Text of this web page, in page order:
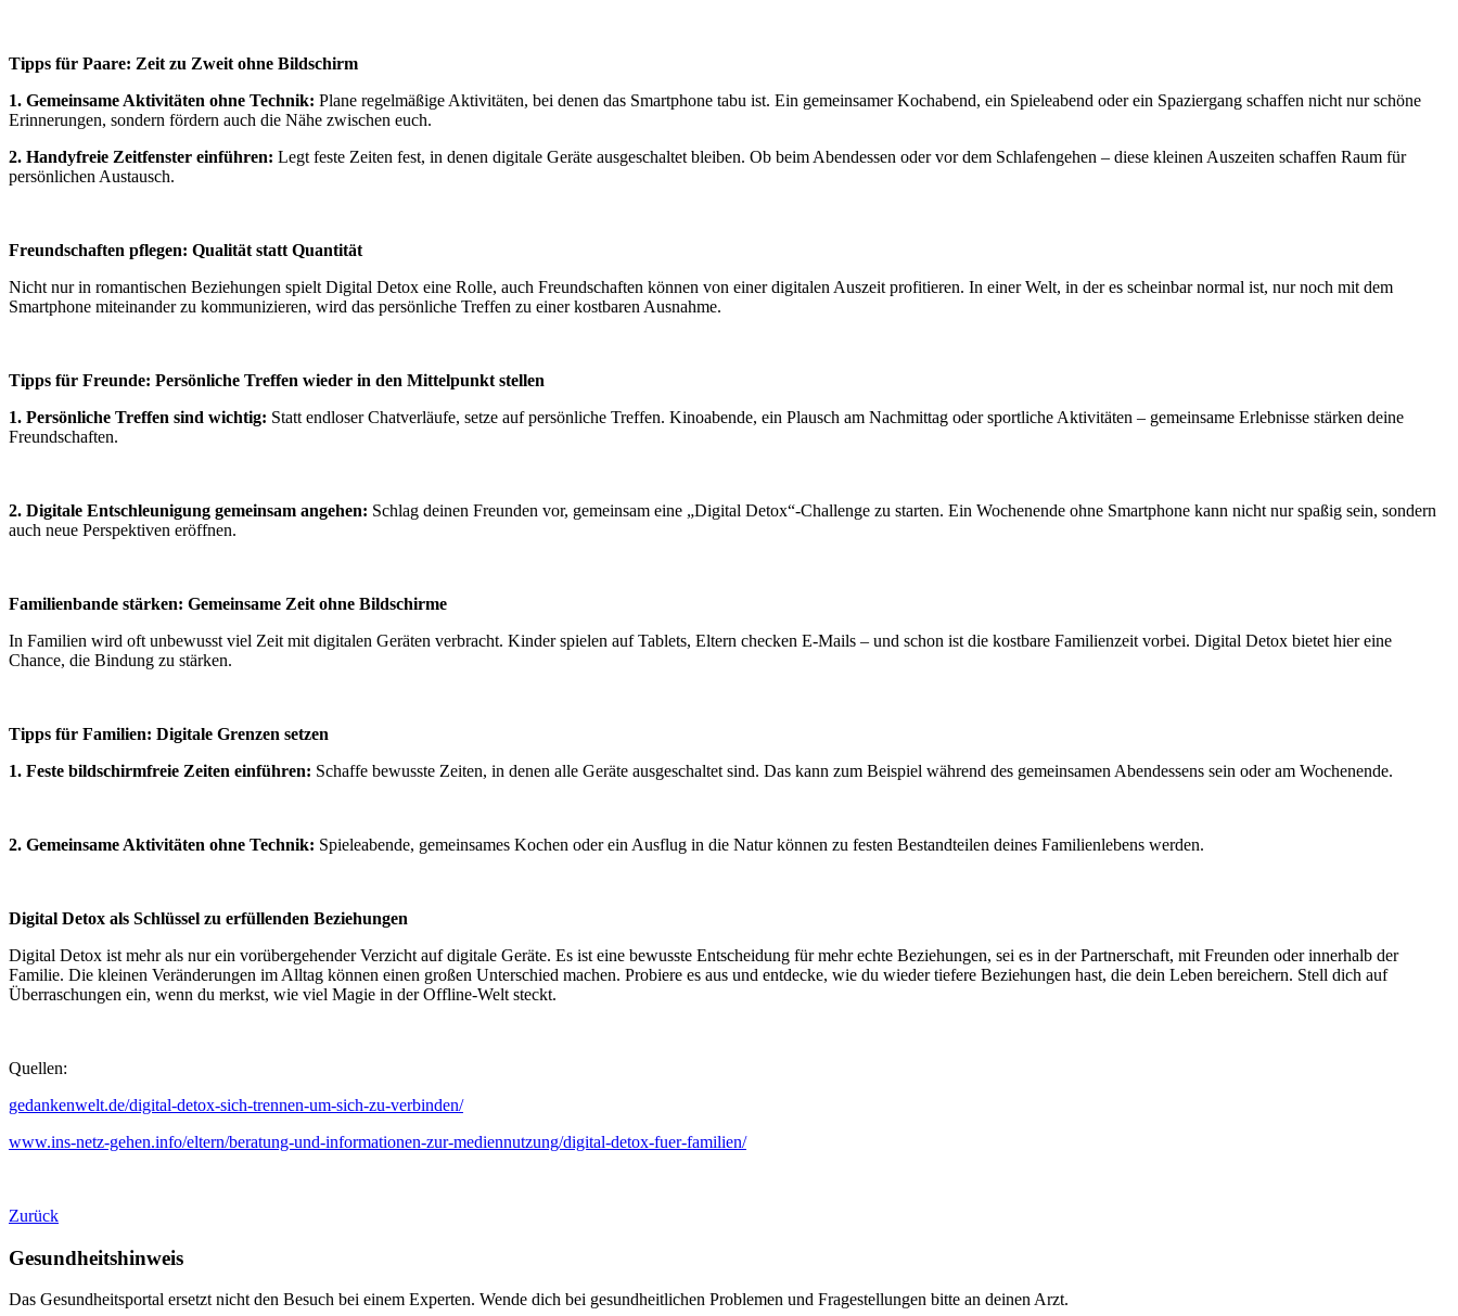
Tipps für Paare: Zeit zu Zweit ohne Bildschirm
1. Gemeinsame Aktivitäten ohne Technik: Plane regelmäßige Aktivitäten, bei denen das Smartphone tabu ist. Ein gemeinsamer Kochabend, ein Spieleabend oder ein Spaziergang schaffen nicht nur schöne
Erinnerungen, sondern fördern auch die Nähe zwischen euch.
2. Handyfreie Zeitfenster einführen: Legt feste Zeiten fest, in denen digitale Geräte ausgeschaltet bleiben. Ob beim Abendessen oder vor dem Schlafengehen – diese kleinen Auszeiten schaffen Raum für
persönlichen Austausch.
Freundschaften pflegen: Qualität statt Quantität
Nicht nur in romantischen Beziehungen spielt Digital Detox eine Rolle, auch Freundschaften können von einer digitalen Auszeit profitieren. In einer Welt, in der es scheinbar normal ist, nur noch mit dem
Smartphone miteinander zu kommunizieren, wird das persönliche Treffen zu einer kostbaren Ausnahme.
Tipps für Freunde: Persönliche Treffen wieder in den Mittelpunkt stellen
1. Persönliche Treffen sind wichtig: Statt endloser Chatverläufe, setze auf persönliche Treffen. Kinoabende, ein Plausch am Nachmittag oder sportliche Aktivitäten – gemeinsame Erlebnisse stärken deine
Freundschaften.
2. Digitale Entschleunigung gemeinsam angehen: Schlag deinen Freunden vor, gemeinsam eine „Digital Detox“-Challenge zu starten. Ein Wochenende ohne Smartphone kann nicht nur spaßig sein, sondern
auch neue Perspektiven eröffnen.
Familienbande stärken: Gemeinsame Zeit ohne Bildschirme
In Familien wird oft unbewusst viel Zeit mit digitalen Geräten verbracht. Kinder spielen auf Tablets, Eltern checken E-Mails – und schon ist die kostbare Familienzeit vorbei. Digital Detox bietet hier eine
Chance, die Bindung zu stärken.
Tipps für Familien: Digitale Grenzen setzen
1. Feste bildschirmfreie Zeiten einführen: Schaffe bewusste Zeiten, in denen alle Geräte ausgeschaltet sind. Das kann zum Beispiel während des gemeinsamen Abendessens sein oder am Wochenende.
2. Gemeinsame Aktivitäten ohne Technik: Spieleabende, gemeinsames Kochen oder ein Ausflug in die Natur können zu festen Bestandteilen deines Familienlebens werden.
Digital Detox als Schlüssel zu erfüllenden Beziehungen
Digital Detox ist mehr als nur ein vorübergehender Verzicht auf digitale Geräte. Es ist eine bewusste Entscheidung für mehr echte Beziehungen, sei es in der Partnerschaft, mit Freunden oder innerhalb der
Familie. Die kleinen Veränderungen im Alltag können einen großen Unterschied machen. Probiere es aus und entdecke, wie du wieder tiefere Beziehungen hast, die dein Leben bereichern. Stell dich auf
Überraschungen ein, wenn du merkst, wie viel Magie in der Offline-Welt steckt.
Quellen:
gedankenwelt.de/digital-detox-sich-trennen-um-sich-zu-verbinden/
www.ins-netz-gehen.info/eltern/beratung-und-informationen-zur-mediennutzung/digital-detox-fuer-familien/
Zurück
Gesundheitshinweis
Das Gesundheitsportal ersetzt nicht den Besuch bei einem Experten. Wende dich bei gesundheitlichen Problemen und Fragestellungen bitte an deinen Arzt.